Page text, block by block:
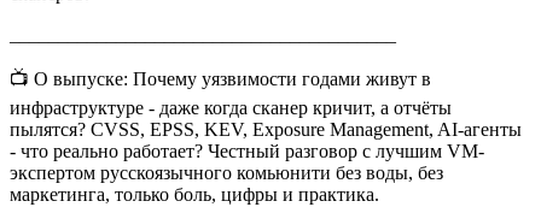
📺 О выпуске: Почему уязвимости годами живут в
инфраструктуре - даже когда сканер кричит, а отчёты
пылятся? CVSS, EPSS, KEV, Exposure Management, AI-агенты
- что реально работает? Честный разговор с лучшим VM-
экспертом русскоязычного комьюнити без воды, без
маркетинга, только боль, цифры и практика.